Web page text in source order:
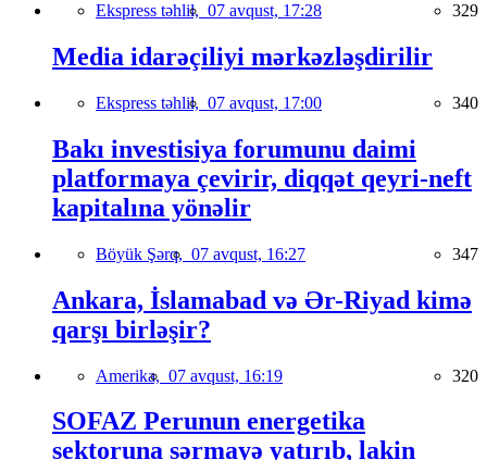
Ekspress təhlil, 07 avqust, 17:28 329
Media idarəçiliyi mərkəzləşdirilir
Ekspress təhlil, 07 avqust, 17:00 340
Bakı investisiya forumunu daimi
platformaya çevirir, diqqət qeyri-neft
kapitalına yönəlir
Böyük Şərq, 07 avqust, 16:27 347
Ankara, İslamabad və Ər-Riyad kimə
qarşı birləşir?
Amerika, 07 avqust, 16:19 320
SOFAZ Perunun energetika
sektoruna sərmayə yatırıb, lakin